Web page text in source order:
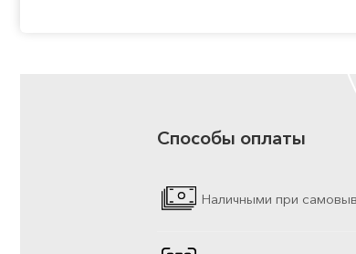
Способы оплаты
Наличными при